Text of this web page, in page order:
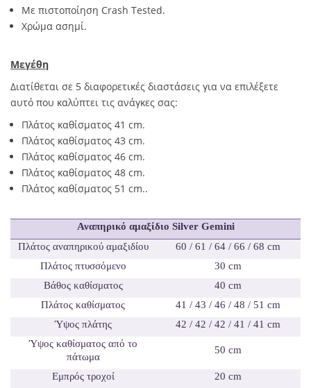
Με πιστοποίηση Crash Tested.
Χρώμα ασημί.
Μεγέθη
Διατίθεται σε 5 διαφορετικές διαστάσεις για να επιλέξετε
αυτό που καλύπτει τις ανάγκες σας:
Πλάτος καθίσματος 41 cm.
Πλάτος καθίσματος 43 cm.
Πλάτος καθίσματος 46 cm.
Πλάτος καθίσματος 48 cm.
Πλάτος καθίσματος 51 cm..
Αναπηρικό αμαξίδιο SilverGemini
Πλάτος αναπηρικού αμαξιδίου
60 / 61 / 64 / 66 / 68 cm
Πλάτος πτυσσόμενο
30 cm
Βάθος καθίσματος
40 cm
Πλάτος καθίσματος
41 / 43 / 46 / 48 / 51 cm
Ύψος πλάτης
42 / 42 / 42 / 41 / 41 cm
Ύψος καθίσματος από το
πάτωμα
50 cm
Εμπρός τροχοί
20 cm